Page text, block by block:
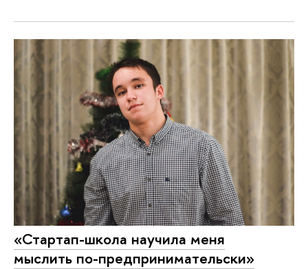
«Стартап-школа научила меня
мыслить по-предпринимательски»